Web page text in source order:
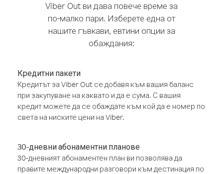
Viber Out ви дава повече време за
по-малко пари. Изберете една от
нашите гъвкави, евтини опции за
обаждания:
Кредитни пакети
Кредитът за Viber Out се добавя към вашия баланс
при закупуване на каквато и да е сума. С вашия
кредит можете да се обаждате към кой да е номер по
света на ниските цени на Viber.
30-дневни абонаментни планове
30-дневният абонаментен план ви позволява да
правите международни разговори към дестинация по